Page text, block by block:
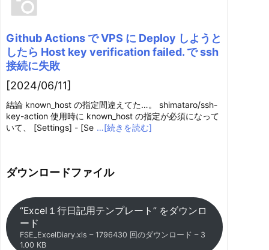
Github Actions で VPS に Deploy しようと
したら Host key verification failed. で ssh
接続に失敗
[2024/06/11]
結論 known_host の指定間違えてた…。 shimataro/ssh-
key-action 使用時に known_host の指定が必須になって
いて、 [Settings] - [Se …[続きを読む]
ダウンロードファイル
“Excel１行日記用テンプレート” をダウンロ
ード
FSE_ExcelDiary.xls – 1796430 回のダウンロード – 3
1.00 KB